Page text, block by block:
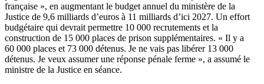
française », en augmentant le budget annuel du ministère de la
Justice de 9,6 milliards d’euros à 11 milliards d’ici 2027. Un effort
budgétaire qui devrait permettre 10 000 recrutements et la
construction de 15 000 places de prison supplémentaires. « Il y a
60 000 places et 73 000 détenus. Je ne vais pas libérer 13 000
détenus. Je veux assumer une réponse pénale ferme », a assumé le
ministre de la Justice en séance.